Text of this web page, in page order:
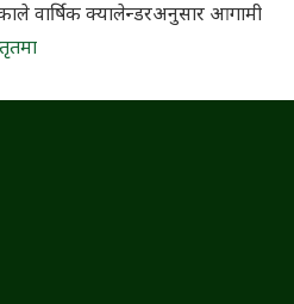
वार्षिक क्यालेन्डरअनुसार आगामी